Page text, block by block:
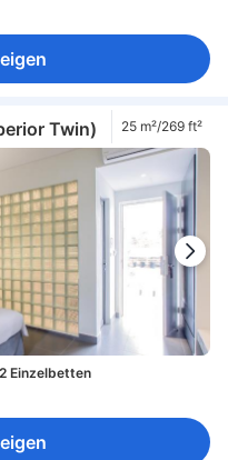
Twin) 25 m²/269 ft²
2 Einzelbetten